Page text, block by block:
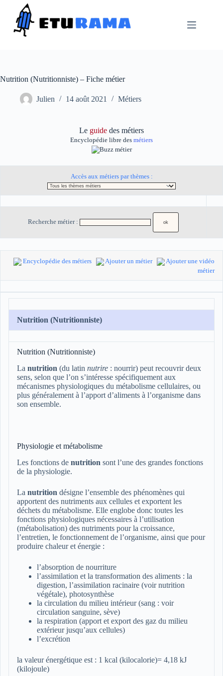
contenu
Nutrition (Nutritionniste) – Fiche métier
Julien 14 août 2021 Métiers
Le guide des métiers
Encyclopédie libre des métiers
Accès aux métiers par thèmes :
Recherche métier :
Encyclopédie des métiers Ajouter un métier
Ajouter une vidéo
métier
Nutrition (Nutritionniste)
Nutrition (Nutritionniste)
La nutrition (du latin nutrire : nourrir) peut recouvrir deux
sens, selon que l’on s’intéresse spécifiquement aux
mécanismes physiologiques du métabolisme cellulaires, ou
plus généralement à l’apport d’aliments à l’organisme dans
son ensemble.
Physiologie et métabolisme
Les fonctions de nutrition sont l’une des grandes fonctions
de la physiologie.
La nutrition désigne l’ensemble des phénomènes qui
apportent des nutriments aux cellules et exportent les
déchets du métabolisme. Elle englobe donc toutes les
fonctions physiologiques nécessaires à l’utilisation
(métabolisation) des nutriments pour la croissance,
l’entretien, le fonctionnement de l’organisme, ainsi que pour
produire chaleur et énergie :
l’absorption de nourriture
l’assimilation et la transformation des aliments : la
digestion, l’assimilation racinaire (voir nutrition
végétale), photosynthèse
la circulation du milieu intérieur (sang : voir
circulation sanguine, sève)
la respiration (apport et export des gaz du milieu
extérieur jusqu’aux cellules)
l’excrétion
la valeur énergétique est : 1 kcal (kilocalorie)= 4,18 kJ
(kilojoule)